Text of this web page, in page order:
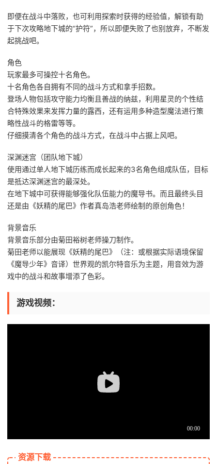
即便在战斗中落败，也可利用探索时获得的经验值，解锁有助
于下次攻略地下城的“护符”，所以即便失败了也别放弃，不断发
起挑战吧。
角色
玩家最多可操控十名角色。
十名角色各自拥有不同的战斗方式和拿手招数。
登场人物包括攻守能力均衡且善战的纳兹，利用星灵的个性结
合特殊效果来发挥力量的露西，还有运用多种造型魔法进行策
略性战斗的格雷等等。
仔细摸清各个角色的战斗方式，在战斗中占据上风吧。
深渊迷宫（团队地下城）
使用通过单人地下城历练而成长起来的3名角色组成队伍，目标
是抵达深渊迷宫的最深处。
在地下城中可获得能够强化队伍能力的魔导书。而且最终头目
还是由《妖精的尾巴》作者真岛浩老师绘制的原创角色！
背景音乐
背景音乐部分由菊田裕树老师操刀制作。
菊田老师以能展现《妖精的尾巴》（注：或根据实际语境保留
《魔导少年》音译）世界观的凯尔特音乐为主题，用音效为游
戏中的战斗和故事增添了色彩。
游戏视频：
资源下载